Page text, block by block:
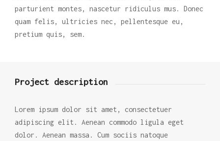
parturient montes, nascetur ridiculus mus. Donec
quam felis, ultricies nec, pellentesque eu,
pretium quis, sem.
Project description
Lorem ipsum dolor sit amet, consectetuer
adipiscing elit. Aenean commodo ligula eget
dolor. Aenean massa. Cum sociis natoque